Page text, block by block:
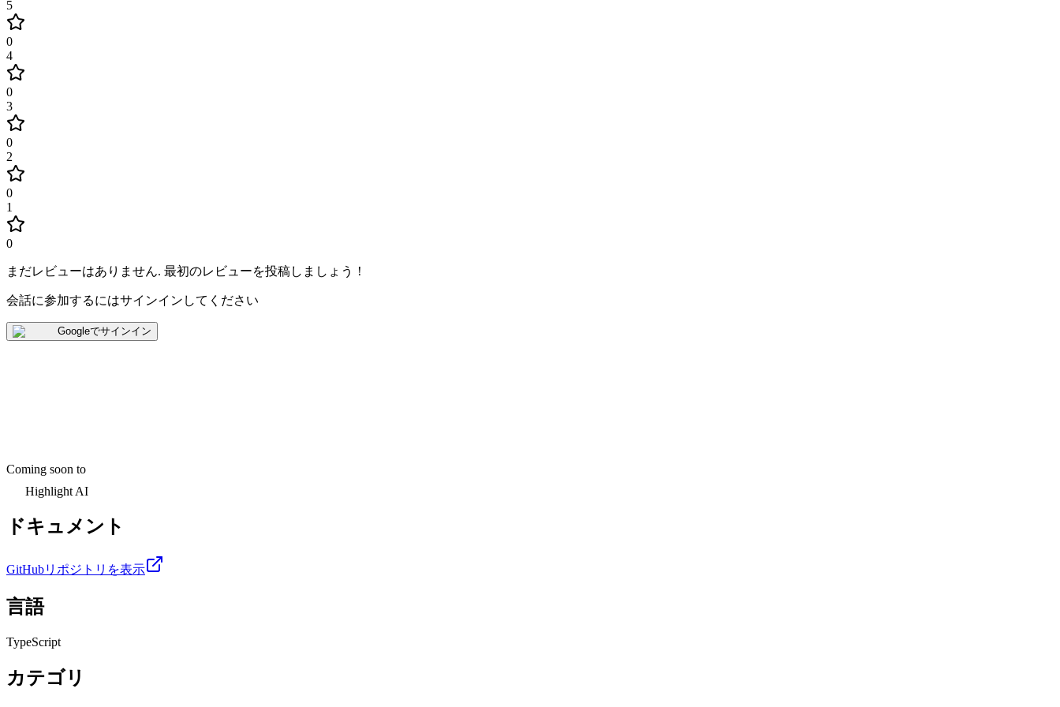
5
0
4
0
3
0
2
0
1
0
まだレビューはありません. 最初のレビューを投稿しましょう！
会話に参加するにはサインインしてください
Googleでサインイン
Coming soon to
Highlight AI
ドキュメント
GitHubリポジトリを表示
言語
TypeScript
カテゴリ